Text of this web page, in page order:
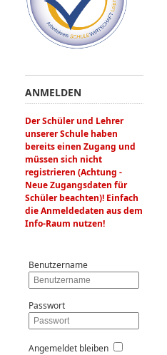
ANMELDEN
Der Schüler und Lehrer
unserer Schule haben
bereits einen Zugang und
müssen sich nicht
registrieren (Achtung -
Neue Zugangsdaten für
Schüler beachten)! Einfach
die Anmeldedaten aus dem
Info-Raum nutzen!
Benutzername
Passwort
Angemeldet bleiben